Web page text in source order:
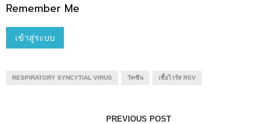
Remember Me
RESPIRATORY SYNCYTIAL VIRUS วัคซีน เชื้อไวรัส RSV
PREVIOUS POST